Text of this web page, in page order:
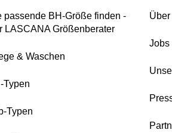
passende BH-Größe finden -
LASCANA Größenberater
& Waschen
Typen
Typen
Jobs